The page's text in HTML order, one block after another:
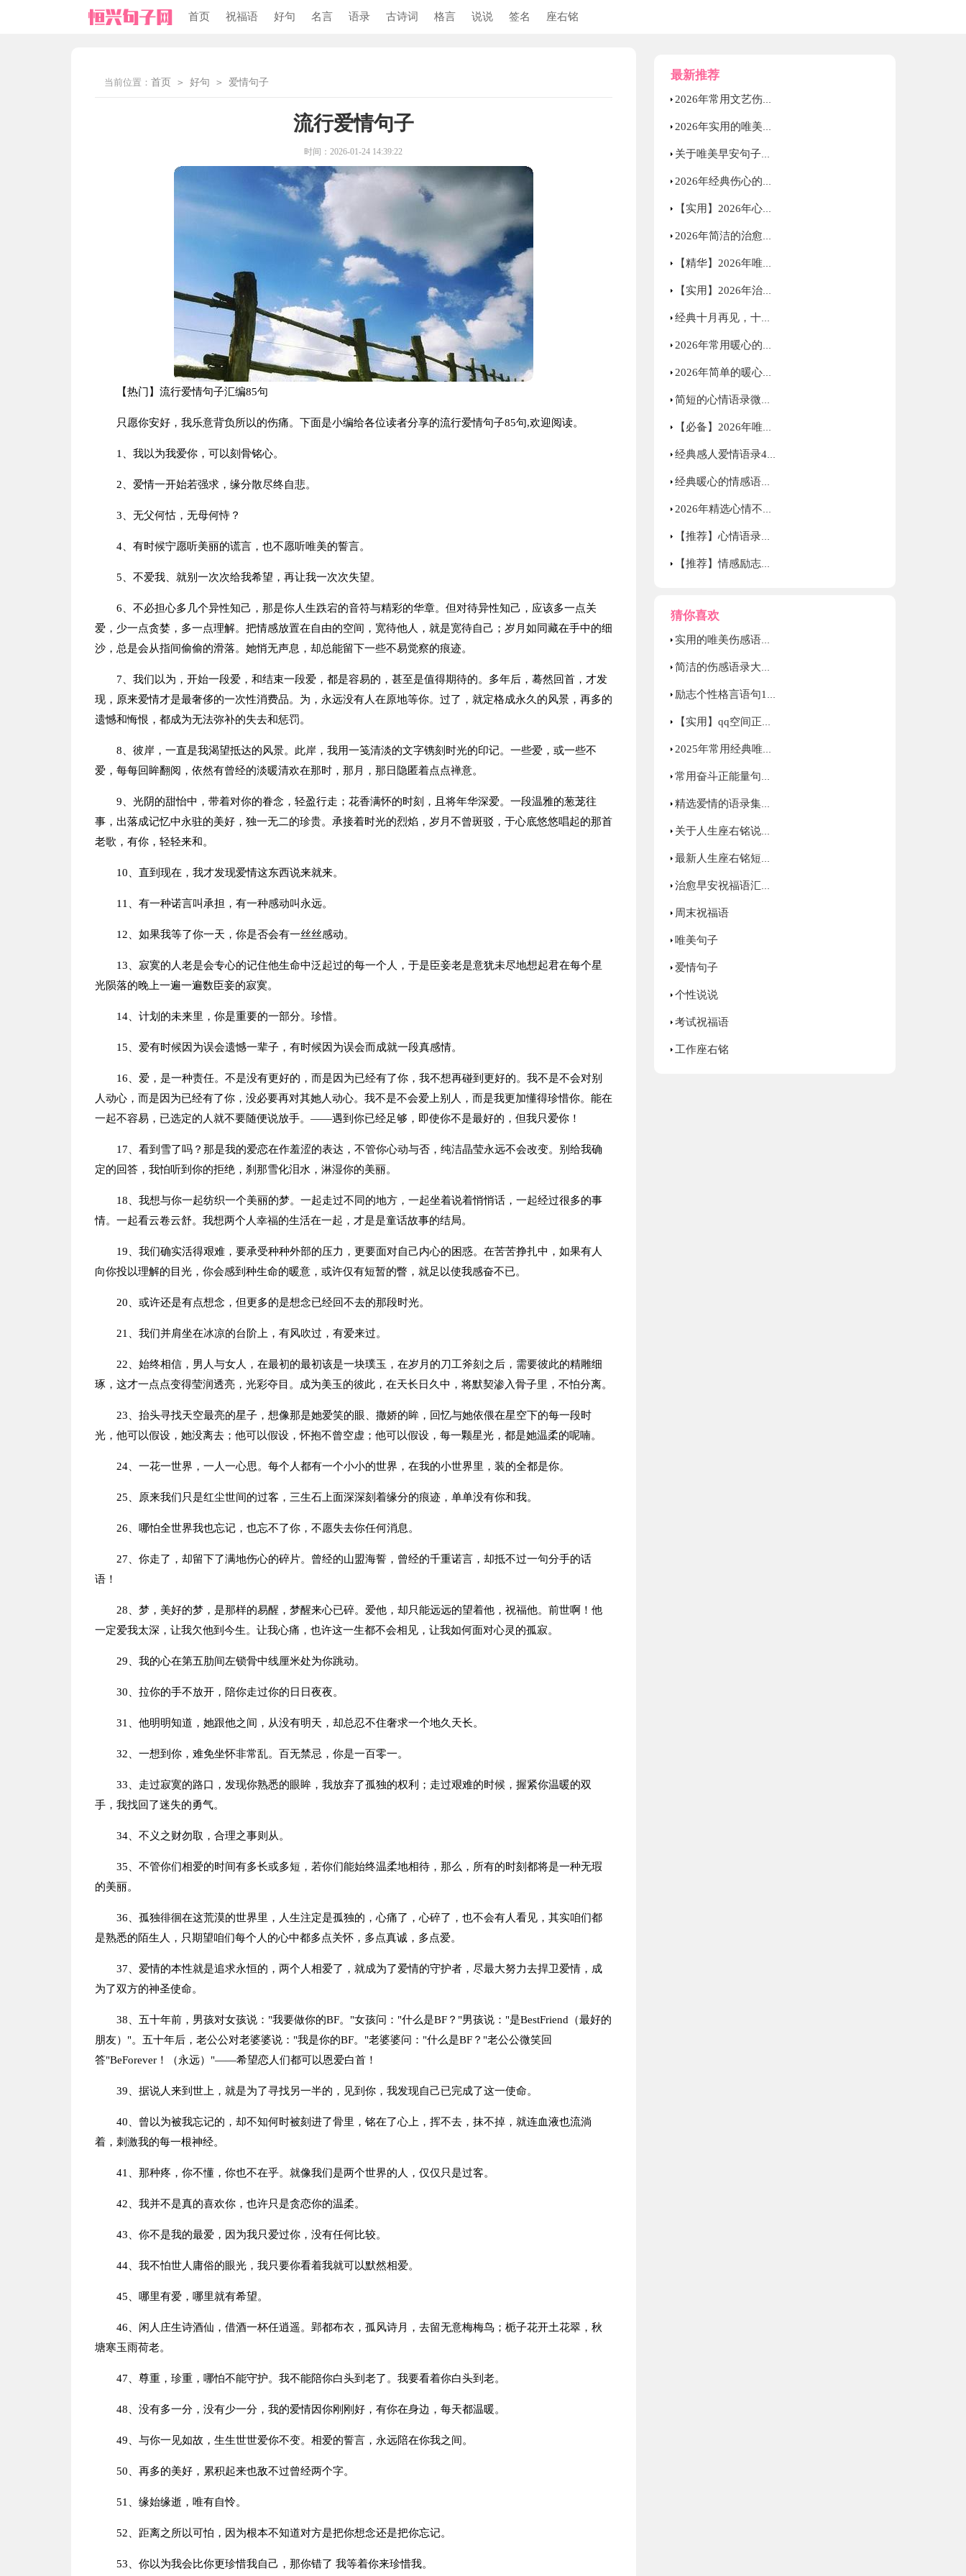
首页 祝福语 好句 名言 语录 古诗词 格言 说说 签名 座右铭
当前位置： 首页 > 好句 > 爱情句子
流行爱情句子
时间：2026-01-24 14:39:22
【热门】流行爱情句子汇编85句
只愿你安好，我乐意背负所以的伤痛。下面是小编给各位读者分享的流行爱情句子85句,欢迎阅读。
1、我以为我爱你，可以刻骨铭心。
2、爱情一开始若强求，缘分散尽终自悲。
3、无父何怙，无母何恃？
4、有时候宁愿听美丽的谎言，也不愿听唯美的誓言。
5、不爱我、就别一次次给我希望，再让我一次次失望。
6、不必担心多几个异性知己，那是你人生跌宕的音符与精彩的华章。但对待异性知己，应该多一点关
爱，少一点贪婪，多一点理解。把情感放置在自由的空间，宽待他人，就是宽待自己；岁月如同藏在手中的细
沙，总是会从指间偷偷的滑落。她悄无声息，却总能留下一些不易觉察的痕迹。
7、我们以为，开始一段爱，和结束一段爱，都是容易的，甚至是值得期待的。多年后，蓦然回首，才发
现，原来爱情才是最奢侈的一次性消费品。为，永远没有人在原地等你。过了，就定格成永久的风景，再多的
遗憾和悔恨，都成为无法弥补的失去和惩罚。
8、彼岸，一直是我渴望抵达的风景。此岸，我用一笺清淡的文字镌刻时光的印记。一些爱，或一些不
爱，每每回眸翻阅，依然有曾经的淡暖清欢在那时，那月，那日隐匿着点点禅意。
9、光阴的甜怡中，带着对你的眷念，轻盈行走；花香满怀的时刻，且将年华深爱。一段温雅的葱茏往
事，出落成记忆中永驻的美好，独一无二的珍贵。承接着时光的烈焰，岁月不曾斑驳，于心底悠悠唱起的那首
老歌，有你，轻轻来和。
10、直到现在，我才发现爱情这东西说来就来。
11、有一种诺言叫承担，有一种感动叫永远。
12、如果我等了你一天，你是否会有一丝丝感动。
13、寂寞的人老是会专心的记住他生命中泛起过的每一个人，于是臣妾老是意犹未尽地想起君在每个星
光陨落的晚上一遍一遍数臣妾的寂寞。
14、计划的未来里，你是重要的一部分。珍惜。
15、爱有时候因为误会遗憾一辈子，有时候因为误会而成就一段真感情。
16、爱，是一种责任。不是没有更好的，而是因为已经有了你，我不想再碰到更好的。我不是不会对别
人动心，而是因为已经有了你，没必要再对其她人动心。我不是不会爱上别人，而是我更加懂得珍惜你。能在
一起不容易，已选定的人就不要随便说放手。——遇到你已经足够，即使你不是最好的，但我只爱你！
17、看到雪了吗？那是我的爱恋在作羞涩的表达，不管你心动与否，纯洁晶莹永远不会改变。别给我确
定的回答，我怕听到你的拒绝，刹那雪化泪水，淋湿你的美丽。
18、我想与你一起纺织一个美丽的梦。一起走过不同的地方，一起坐着说着悄悄话，一起经过很多的事
情。一起看云卷云舒。我想两个人幸福的生活在一起，才是是童话故事的结局。
19、我们确实活得艰难，要承受种种外部的压力，更要面对自己内心的困惑。在苦苦挣扎中，如果有人
向你投以理解的目光，你会感到种生命的暖意，或许仅有短暂的瞥，就足以使我感奋不已。
20、或许还是有点想念，但更多的是想念已经回不去的那段时光。
21、我们并肩坐在冰凉的台阶上，有风吹过，有爱来过。
22、始终相信，男人与女人，在最初的最初该是一块璞玉，在岁月的刀工斧刻之后，需要彼此的精雕细
琢，这才一点点变得莹润透亮，光彩夺目。成为美玉的彼此，在天长日久中，将默契渗入骨子里，不怕分离。
23、抬头寻找天空最亮的星子，想像那是她爱笑的眼、撒娇的眸，回忆与她依偎在星空下的每一段时
光，他可以假设，她没离去；他可以假设，怀抱不曾空虚；他可以假设，每一颗星光，都是她温柔的呢喃。
24、一花一世界，一人一心思。每个人都有一个小小的世界，在我的小世界里，装的全都是你。
25、原来我们只是红尘世间的过客，三生石上面深深刻着缘分的痕迹，单单没有你和我。
26、哪怕全世界我也忘记，也忘不了你，不愿失去你任何消息。
27、你走了，却留下了满地伤心的碎片。曾经的山盟海誓，曾经的千重诺言，却抵不过一句分手的话
语！
28、梦，美好的梦，是那样的易醒，梦醒来心已碎。爱他，却只能远远的望着他，祝福他。前世啊！他
一定爱我太深，让我欠他到今生。让我心痛，也许这一生都不会相见，让我如何面对心灵的孤寂。
29、我的心在第五肋间左锁骨中线厘米处为你跳动。
30、拉你的手不放开，陪你走过你的日日夜夜。
31、他明明知道，她跟他之间，从没有明天，却总忍不住奢求一个地久天长。
32、一想到你，难免坐怀非常乱。百无禁忌，你是一百零一。
33、走过寂寞的路口，发现你熟悉的眼眸，我放弃了孤独的权利；走过艰难的时候，握紧你温暖的双
手，我找回了迷失的勇气。
34、不义之财勿取，合理之事则从。
35、不管你们相爱的时间有多长或多短，若你们能始终温柔地相待，那么，所有的时刻都将是一种无瑕
的美丽。
36、孤独徘徊在这荒漠的世界里，人生注定是孤独的，心痛了，心碎了，也不会有人看见，其实咱们都
是熟悉的陌生人，只期望咱们每个人的心中都多点关怀，多点真诚，多点爱。
37、爱情的本性就是追求永恒的，两个人相爱了，就成为了爱情的守护者，尽最大努力去捍卫爱情，成
为了双方的神圣使命。
38、五十年前，男孩对女孩说："我要做你的BF。"女孩问："什么是BF？"男孩说："是BestFriend（最好的
朋友）"。五十年后，老公公对老婆婆说："我是你的BF。"老婆婆问："什么是BF？"老公公微笑回
答"BeForever！（永远）"——希望恋人们都可以恩爱白首！
39、据说人来到世上，就是为了寻找另一半的，见到你，我发现自己已完成了这一使命。
40、曾以为被我忘记的，却不知何时被刻进了骨里，铭在了心上，挥不去，抹不掉，就连血液也流淌
着，刺激我的每一根神经。
41、那种疼，你不懂，你也不在乎。就像我们是两个世界的人，仅仅只是过客。
42、我并不是真的喜欢你，也许只是贪恋你的温柔。
43、你不是我的最爱，因为我只爱过你，没有任何比较。
44、我不怕世人庸俗的眼光，我只要你看着我就可以默然相爱。
45、哪里有爱，哪里就有希望。
46、闲人庄生诗酒仙，借酒一杯任逍遥。郢都布衣，孤风诗月，去留无意梅梅鸟；栀子花开土花翠，秋
塘寒玉雨荷老。
47、尊重，珍重，哪怕不能守护。我不能陪你白头到老了。我要看着你白头到老。
48、没有多一分，没有少一分，我的爱情因你刚刚好，有你在身边，每天都温暖。
49、与你一见如故，生生世世爱你不变。相爱的誓言，永远陪在你我之间。
50、再多的美好，累积起来也敌不过曾经两个字。
51、缘始缘逝，唯有自怜。
52、距离之所以可怕，因为根本不知道对方是把你想念还是把你忘记。
53、你以为我会比你更珍惜我自己，那你错了 我等着你来珍惜我。
最新推荐
2026年常用文艺伤感句子摘录59句
2026年实用的唯美心情语录汇编34条
关于唯美早安句子汇总90句精选
2026年经典伤心的心情语录大合集65句
【实用】2026年心情不好语录集合42条
2026年简洁的治愈的心情语录40条
【精华】2026年唯美的情感句子合集38条
【实用】2026年治愈的心情语录49条
经典十月再见，十一月你好唯美说说句子大全（精选80句）
2026年常用暖心的情感语录合集48句
2026年简单的暖心的爱情语录汇编80句
简短的心情语录微博汇总64句
【必备】2026年唯美心情语录汇编44句
经典感人爱情语录40句
经典暖心的情感语录摘录69句
2026年精选心情不好语录集锦76条
【推荐】心情语录汇编53条
【推荐】情感励志语录25条
猜你喜欢
实用的唯美伤感语录摘录48句
简洁的伤感语录大合集54条
励志个性格言语句140句精选
【实用】qq空间正能量的句子汇总50句
2025年常用经典唯美的句子集锦69句
常用奋斗正能量句子合集49句
精选爱情的语录集锦46条
关于人生座右铭说说汇总190句精选
最新人生座右铭短句大全（通用120句）
治愈早安祝福语汇总60句精选
周末祝福语
唯美句子
爱情句子
个性说说
考试祝福语
工作座右铭